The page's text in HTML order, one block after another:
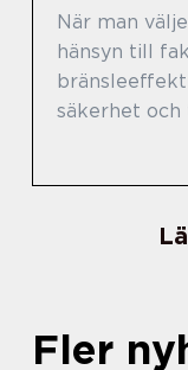
När man
hänsyn till
säkerhet och
Fler